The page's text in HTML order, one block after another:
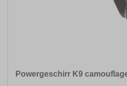
Powergeschirr K9